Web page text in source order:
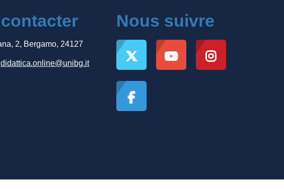
2, Bergamo, 24127
didattica.online@unibg.it
Nous suivre